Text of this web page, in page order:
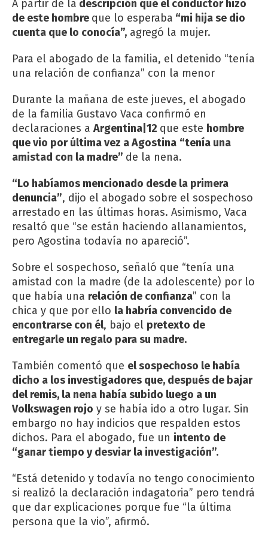
A partir de la descripción que el conductor hizo
de este hombre que lo esperaba “mi hija se dio
cuenta que lo conocía”, agregó la mujer.
Para el abogado de la familia, el detenido “tenía
una relación de confianza” con la menor
Durante la mañana de este jueves, el abogado
de la familia Gustavo Vaca confirmó en
declaraciones a Argentina|12 que este hombre
que vio por última vez a Agostina “tenía una
amistad con la madre” de la nena.
“Lo habíamos mencionado desde la primera
denuncia”, dijo el abogado sobre el sospechoso
arrestado en las últimas horas. Asimismo, Vaca
resaltó que “se están haciendo allanamientos,
pero Agostina todavía no apareció”.
Sobre el sospechoso, señaló que “tenía una
amistad con la madre (de la adolescente) por lo
que había una relación de confianza” con la
chica y que por ello la habría convencido de
encontrarse con él, bajo el pretexto de
entregarle un regalo para su madre.
También comentó que el sospechoso le había
dicho a los investigadores que, después de bajar
del remis, la nena había subido luego a un
Volkswagen rojo y se había ido a otro lugar. Sin
embargo no hay indicios que respalden estos
dichos. Para el abogado, fue un intento de
“ganar tiempo y desviar la investigación”.
“Está detenido y todavía no tengo conocimiento
si realizó la declaración indagatoria” pero tendrá
que dar explicaciones porque fue “la última
persona que la vio”, afirmó.